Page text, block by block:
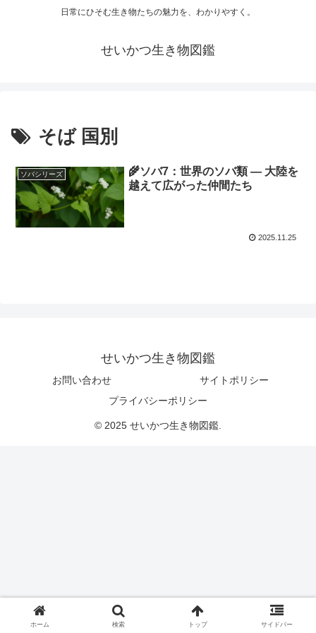
日常にひそむ生き物たちの魅力を、わかりやすく。
せいかつ生き物図鑑
そば 国別
ソバシリーズ
🌾ソバ7：世界のソバ類 ― 大陸を
越えて広がった仲間たち
2025.11.25
せいかつ生き物図鑑
お問い合わせ
サイトポリシー
プライバシーポリシー
© 2025 せいかつ生き物図鑑.
ホーム 検索 トップ サイドバー